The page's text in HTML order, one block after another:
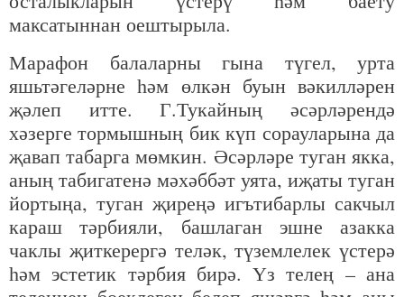
максатыннан оештырыла.
Марафон балаларны гына түгел, урта
яшьтәгеләрне һәм өлкән буын вәкилләрен
җәлеп итте. Г.Тукайның әсәрләрендә
хәзерге тормышның бик күп сорауларына да
җавап табарга мөмкин. Әсәрләре туган якка,
аның табигатенә мәхәббәт уята, иҗаты туган
йортыңа, туган җиреңә игътибарлы сакчыл
караш тәрбияли, башлаган эшне азакка
чаклы җиткерергә теләк, түземлелек үстерә
һәм эстетик тәрбия бирә. Үз телең – ана